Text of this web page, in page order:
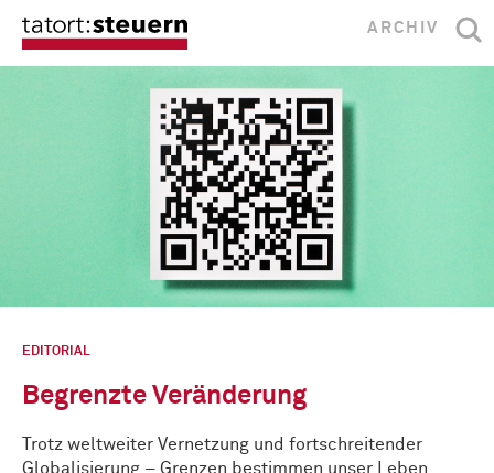
ARCHIV
EDITORIAL
Begrenzte Veränderung
Trotz weltweiter Vernetzung und fortschreitender
Globalisierung – Grenzen bestimmen unser Leben.